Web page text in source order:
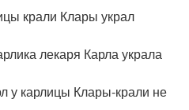
крали Клары украл
лекаря Карла украла
у карлицы Клары-крали не